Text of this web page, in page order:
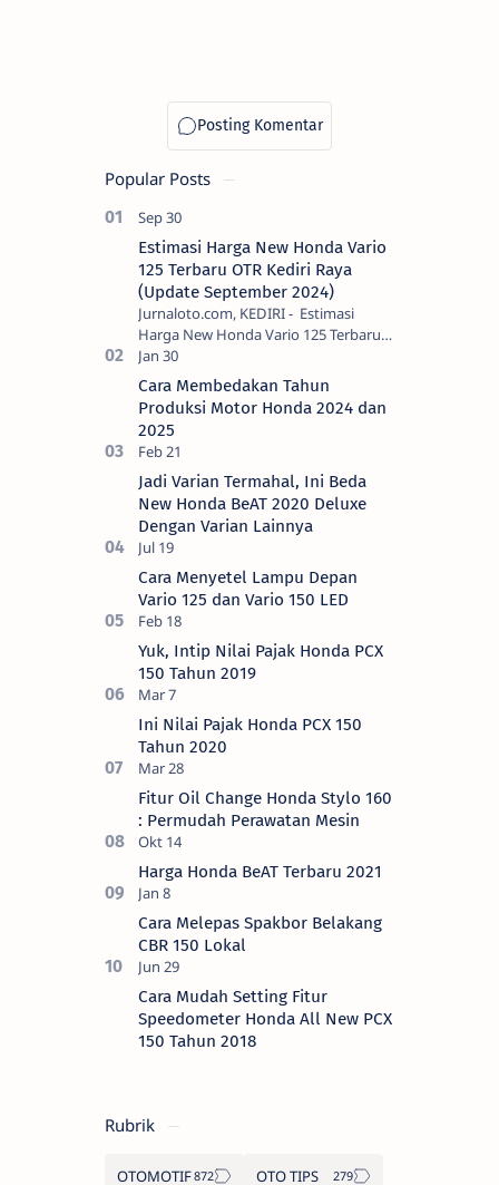
Popular Posts
Estimasi Harga New Honda Vario
125 Terbaru OTR Kediri Raya
(Update September 2024)
Jurnaloto.com, KEDIRI - Estimasi
Harga New Honda Vario 125 Terbaru
OTR Kediri Raya (Update September
2024) Brosis sekalian, PT Astra Honda
Motor (AH…
Cara Membedakan Tahun
Produksi Motor Honda 2024 dan
2025
Jadi Varian Termahal, Ini Beda
New Honda BeAT 2020 Deluxe
Dengan Varian Lainnya
Cara Menyetel Lampu Depan
Vario 125 dan Vario 150 LED
Yuk, Intip Nilai Pajak Honda PCX
150 Tahun 2019
Ini Nilai Pajak Honda PCX 150
Tahun 2020
Fitur Oil Change Honda Stylo 160
: Permudah Perawatan Mesin
Harga Honda BeAT Terbaru 2021
Cara Melepas Spakbor Belakang
CBR 150 Lokal
Cara Mudah Setting Fitur
Speedometer Honda All New PCX
150 Tahun 2018
Rubrik
OTOMOTIF OTO TIPS